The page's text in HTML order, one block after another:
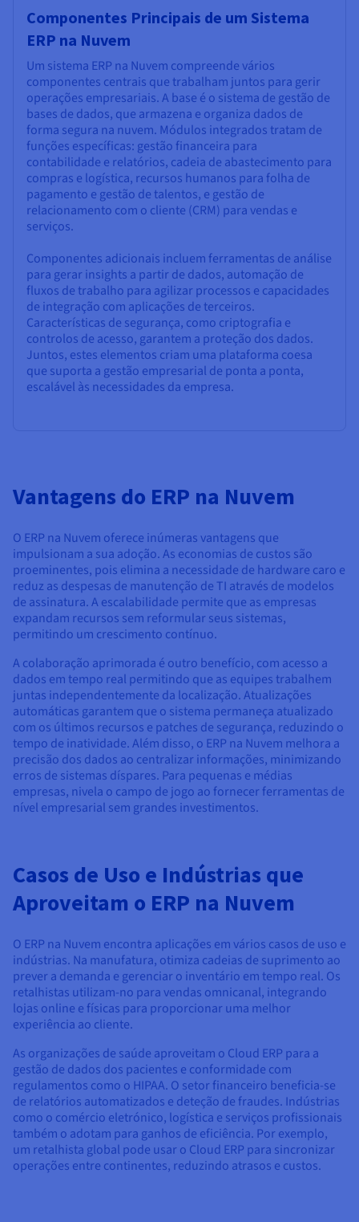
Componentes Principais de um Sistema
ERP na Nuvem
Um sistema ERP na Nuvem compreende vários
componentes centrais que trabalham juntos para gerir
operações empresariais. A base é o sistema de gestão de
bases de dados, que armazena e organiza dados de
forma segura na nuvem. Módulos integrados tratam de
funções específicas: gestão financeira para
contabilidade e relatórios, cadeia de abastecimento para
compras e logística, recursos humanos para folha de
pagamento e gestão de talentos, e gestão de
relacionamento com o cliente (CRM) para vendas e
serviços.
Componentes adicionais incluem ferramentas de análise
para gerar insights a partir de dados, automação de
fluxos de trabalho para agilizar processos e capacidades
de integração com aplicações de terceiros.
Características de segurança, como criptografia e
controlos de acesso, garantem a proteção dos dados.
Juntos, estes elementos criam uma plataforma coesa
que suporta a gestão empresarial de ponta a ponta,
escalável às necessidades da empresa.
Vantagens do ERP na Nuvem
O ERP na Nuvem oferece inúmeras vantagens que
impulsionam a sua adoção. As economias de custos são
proeminentes, pois elimina a necessidade de hardware caro e
reduz as despesas de manutenção de TI através de modelos
de assinatura. A escalabilidade permite que as empresas
expandam recursos sem reformular seus sistemas,
permitindo um crescimento contínuo.
A colaboração aprimorada é outro benefício, com acesso a
dados em tempo real permitindo que as equipes trabalhem
juntas independentemente da localização. Atualizações
automáticas garantem que o sistema permaneça atualizado
com os últimos recursos e patches de segurança, reduzindo o
tempo de inatividade. Além disso, o ERP na Nuvem melhora a
precisão dos dados ao centralizar informações, minimizando
erros de sistemas díspares. Para pequenas e médias
empresas, nivela o campo de jogo ao fornecer ferramentas de
nível empresarial sem grandes investimentos.
Casos de Uso e Indústrias que
Aproveitam o ERP na Nuvem
O ERP na Nuvem encontra aplicações em vários casos de uso e
indústrias. Na manufatura, otimiza cadeias de suprimento ao
prever a demanda e gerenciar o inventário em tempo real. Os
retalhistas utilizam-no para vendas omnicanal, integrando
lojas online e físicas para proporcionar uma melhor
experiência ao cliente.
As organizações de saúde aproveitam o Cloud ERP para a
gestão de dados dos pacientes e conformidade com
regulamentos como o HIPAA. O setor financeiro beneficia-se
de relatórios automatizados e deteção de fraudes. Indústrias
como o comércio eletrónico, logística e serviços profissionais
também o adotam para ganhos de eficiência. Por exemplo,
um retalhista global pode usar o Cloud ERP para sincronizar
operações entre continentes, reduzindo atrasos e custos.